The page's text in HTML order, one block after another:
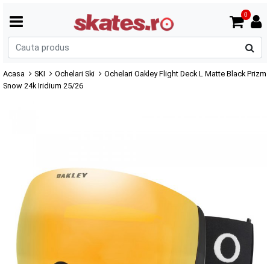
0
Acasa SKI Ochelari Ski
Ochelari Oakley Flight Deck L Matte Black Prizm
Snow 24k Iridium 25/26